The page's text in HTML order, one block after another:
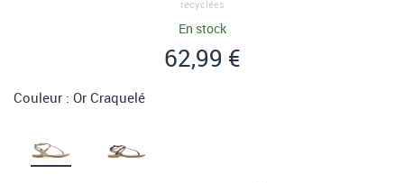
recyclées
En stock
62,99 €
Couleur : Or Craquelé